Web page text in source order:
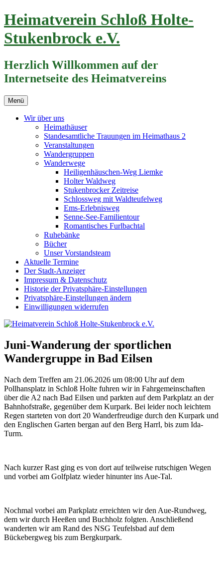
Zum
Inhalt
springen
Heimatverein Schloß Holte-
Stukenbrock e.V.
Herzlich Willkommen auf der
Internetseite des Heimatvereins
Menü
Wir über uns
Heimathäuser
Standesamtliche Trauungen im Heimathaus 2
Veranstaltungen
Wandergruppen
Wanderwege
Heiligenhäuschen-Weg Liemke
Holter Waldweg
Stukenbrocker Zeitreise
Schlossweg mit Waldteufelweg
Ems-Erlebnisweg
Senne-See-Familientour
Romantisches Furlbachtal
Ruhebänke
Bücher
Unser Vorstandsteam
Aktuelle Termine
Der Stadt-Anzeiger
Impressum & Datenschutz
Historie der Privatsphäre-Einstellungen
Privatsphäre-Einstellungen ändern
Einwilligungen widerrufen
Juni-Wanderung der sportlichen
Wandergruppe in Bad Eilsen
Nach dem Treffen am 21.06.2026 um 08:00 Uhr auf dem
Pollhansplatz in Schloß Holte fuhren wir in Fahrgemeinschaften
über die A2 nach Bad Eilsen und parkten auf dem Parkplatz an der
Bahnhofstraße, gegenüber dem Kurpark. Bei leider noch leichtem
Regen starteten von dort 20 Wanderfreudige durch den Kurpark und
den Englischen Garten bergan auf den Berg Harrl, bis zum Ida-
Turm.
Nach kurzer Rast ging es von dort auf teilweise rutschigen Wegen
und vorbei am Golfplatz wieder hinunter ins Aue-Tal.
Nochmal vorbei am Parkplatz erreichten wir den Aue-Rundweg,
dem wir durch Heeßen und Buchholz folgten. Anschließend
wanderten wir am Rand des NSG Teufelsbad auf dem
Bückebergweg bis zum Bergkurpark.